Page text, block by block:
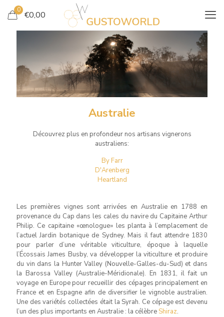
0 €0,00
AUSTRALIE
Australie
Découvrez plus en profondeur nos artisans vignerons
australiens:
By Farr
D'Arenberg
Heartland
Les premières vignes sont arrivées en Australie en 1788 en
provenance du Cap dans les cales du navire du Capitaine Arthur
Philip. Ce capitaine «œnologue» les planta à l’emplacement de
l’actuel Jardin botanique de Sydney. Mais il faut attendre 1830
pour parler d’une véritable viticulture, époque à laquelle
l’Écossais James Busby, va développer la viticulture et produire
du vin dans la Hunter Valley (Nouvelle-Galles-du-Sud) et dans
la Barossa Valley (Australie-Méridionale). En 1831, il fait un
voyage en Europe pour recueillir des cépages principalement en
France et en Espagne afin de diversifier le vignoble australien.
Une des variétés collectées était la Syrah. Ce cépage est devenu
l’un des plus importants en Australie : la célèbreShiraz.